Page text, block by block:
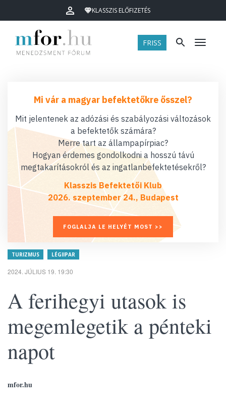
KLASSZIS ELŐFIZETÉS
FRISS Menü
Mi vár a magyar befektetőkre ősszel?
Mit jelentenek az adózási és szabályozási változások
a befektetők számára?
Merre tart az állampapírpiac?
Hogyan érdemes gondolkodni a hosszú távú
megtakarításokról és az ingatlanbefektetésekről?
Klasszis Befektetői Klub
2026. szeptember 24., Budapest
FOGLALJA LE HELYÉT MOST >>
TURIZMUS LÉGIIPAR
2024. JÚLIUS 19. 19:30
A ferihegyi utasok is
megemlegetik a pénteki
napot
mfor.hu